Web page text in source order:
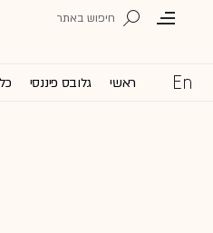
ראשי גלובס פיננסי